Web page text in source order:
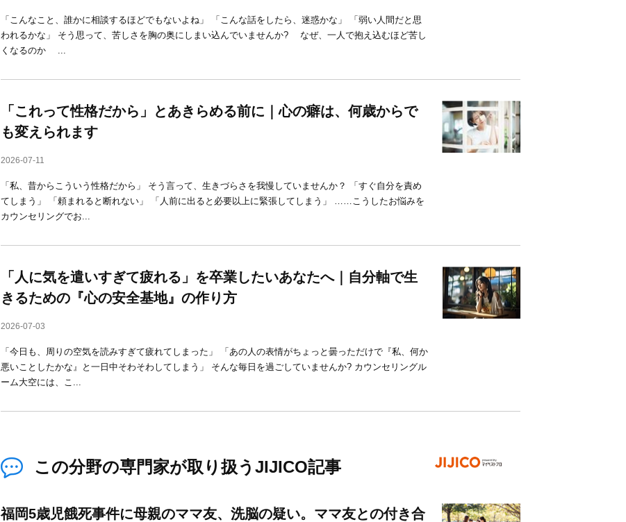
「こんなこと、誰かに相談するほどでもないよね」 「こんな話をしたら、迷惑かな」 「弱い人間だと思
われるかな」 そう思って、苦しさを胸の奥にしまい込んでいませんか? なぜ、一人で抱え込むほど苦し
くなるのか ...
「これって性格だから」とあきらめる前に｜心の癖は、何歳からで
も変えられます
2026-07-11
「私、昔からこういう性格だから」 そう言って、生きづらさを我慢していませんか？ 「すぐ自分を責め
てしまう」 「頼まれると断れない」 「人前に出ると必要以上に緊張してしまう」 ……こうしたお悩みを
カウンセリングでお...
「人に気を遣いすぎて疲れる」を卒業したいあなたへ｜自分軸で生
きるための『心の安全基地』の作り方
2026-07-03
「今日も、周りの空気を読みすぎて疲れてしまった」 「あの人の表情がちょっと曇っただけで『私、何か
悪いことしたかな』と一日中そわそわしてしまう」 そんな毎日を過ごしていませんか? カウンセリングル
ーム大空には、こ...
この分野の専門家が取り扱うJIJICO記事
福岡5歳児餓死事件に母親のママ友、洗脳の疑い。ママ友との付き合